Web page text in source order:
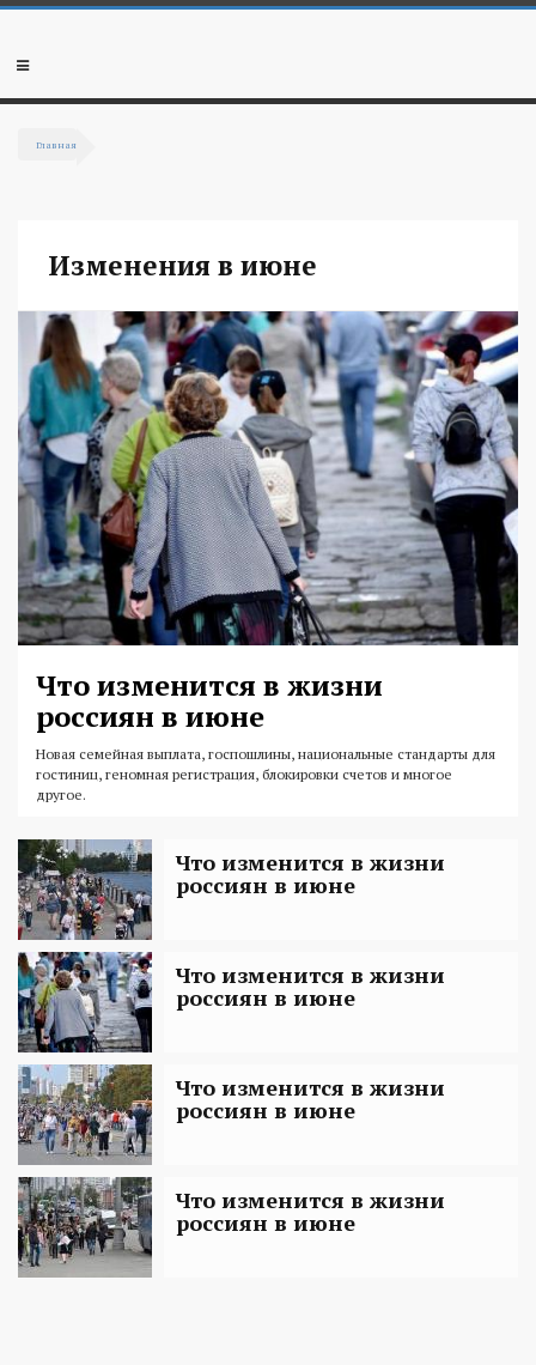
Перейти к основному содержанию
Мобильное
Главная
Изменения в июне
Что изменится в жизни
россиян в июне
Новая семейная выплата, госпошлины, национальные стандарты для
гостиниц, геномная регистрация, блокировки счетов и многое
другое.
Что изменится в жизни
россиян в июне
Что изменится в жизни
россиян в июне
Что изменится в жизни
россиян в июне
Что изменится в жизни
россиян в июне